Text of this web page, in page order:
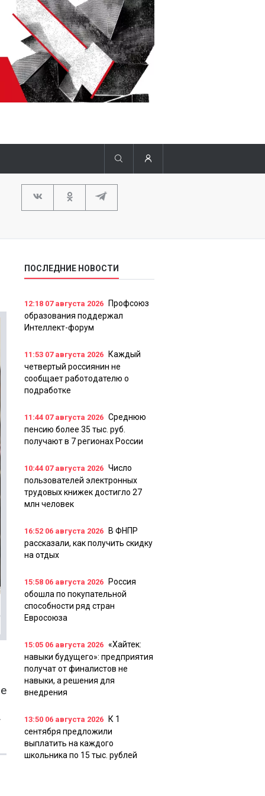
ПОСЛЕДНИЕ НОВОСТИ
12:18 07 августа 2026
Профсоюз
образования поддержал
Интеллект-форум
11:53 07 августа 2026
Каждый
четвертый россиянин не
сообщает работодателю о
подработке
11:44 07 августа 2026 Среднюю
пенсию более 35 тыс. руб.
получают в 7 регионах России
10:44 07 августа 2026 Число
пользователей электронных
трудовых книжек достигло 27
млн человек
16:52 06 августа 2026
В ФНПР
рассказали, как получить скидку
на отдых
15:58 06 августа 2026
Россия
обошла по покупательной
способности ряд стран
Евросоюза
15:05 06 августа 2026 «Хайтек:
навыки будущего»: предприятия
получат от финалистов не
навыки, а решения для
внедрения
13:50 06 августа 2026
К 1
сентября предложили
выплатить на каждого
школьника по 15 тыс. рублей